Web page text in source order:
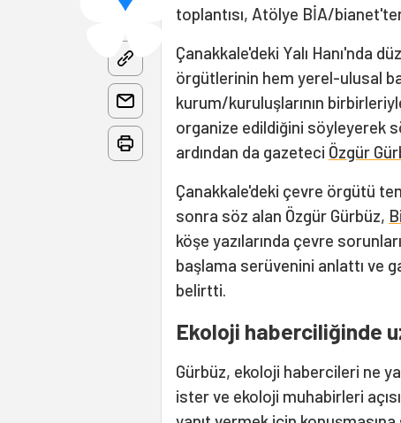
toplantısı, Atölye BİA/
Çanakkale'deki Yalı Hanı'nda
örgütlerinin hem yerel-ulusal
kurum/kuruluşlarının
organize edildiğini söyleyerek
ardından da gazeteci Özgür
Çanakkale'deki çevre örgütü
sonra söz alan Özgür Gürbüz,
köşe yazılarında çevre
başlama serüvenini anlattı ve
belirtti.
Ekoloji haberciliğinde
Gürbüz, ekoloji habercileri ne
ister ve ekoloji muhabirleri